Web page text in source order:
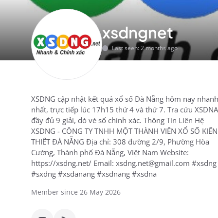
xsdngnet
Last seen: 2 months ago
XSDNG cập nhật kết quả xổ số Đà Nẵng hôm nay nhanh
nhất, trực tiếp lúc 17h15 thứ 4 và thứ 7. Tra cứu XSDNA
đầy đủ 9 giải, dò vé số chính xác. Thông Tin Liên Hệ
XSDNG - CÔNG TY TNHH MỘT THÀNH VIÊN XỔ SỐ KIẾN
THIẾT ĐÀ NẴNG Địa chỉ: 308 đường 2/9, Phường Hòa
Cường, Thành phố Đà Nẵng, Việt Nam Website:
https://xsdng.net/ Email: xsdng.net@gmail.com #xsdng
#sxdng #xsdanang #xsdnang #xsdna
Member since 26 May 2026